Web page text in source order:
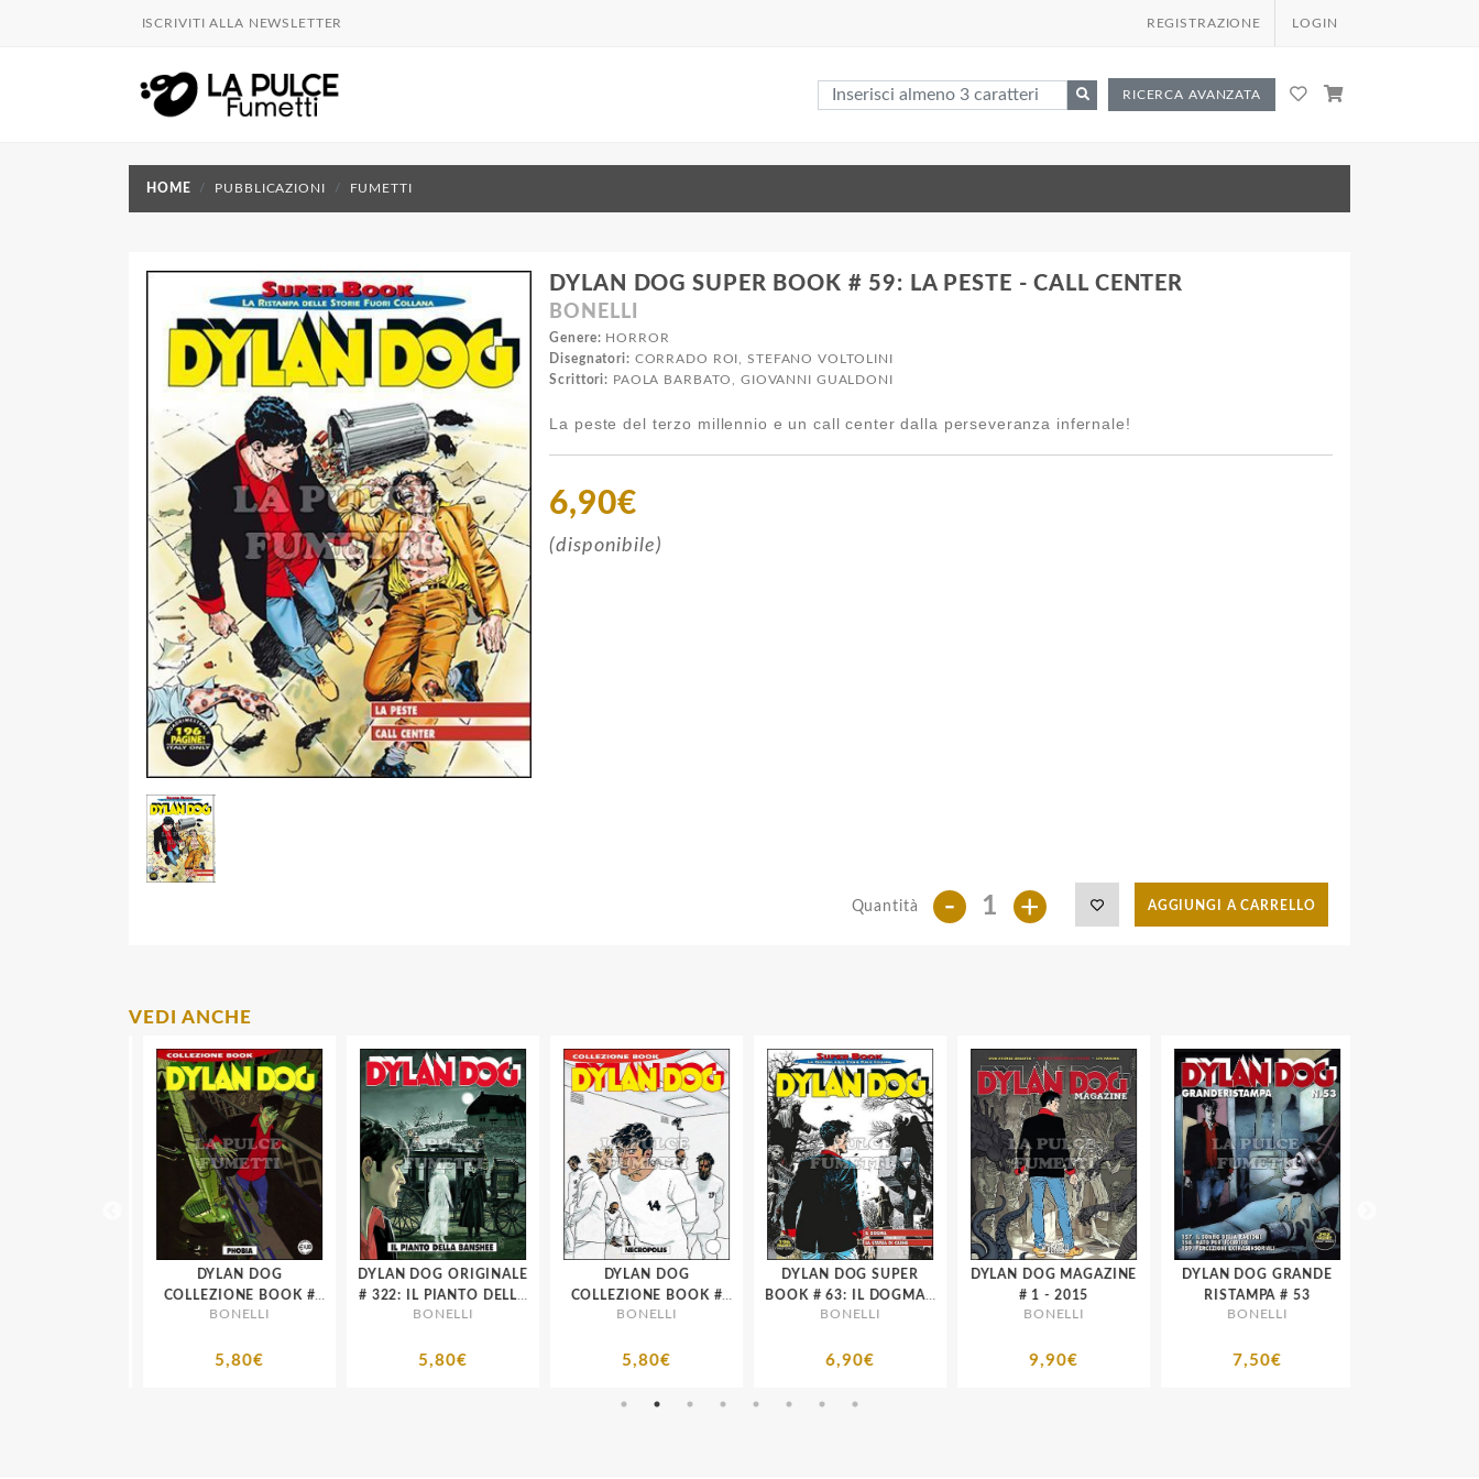
ISCRIVITI ALLA NEWSLETTER REGISTRAZIONE LOGIN
RICERCA AVANZATA
HOME PUBBLICAZIONI FUMETTI
DYLAN DOG SUPER BOOK # 59: LA PESTE - CALL CENTER
BONELLI
Genere: HORROR
Disegnatori: CORRADO ROI, STEFANO VOLTOLINI
Scrittori: PAOLA BARBATO, GIOVANNI GUALDONI
La peste del terzo millennio e un call center dalla perseveranza infernale!
6,90€
(disponibile)
Quantità - + AGGIUNGI A CARRELLO
VEDI ANCHE
DYLAN DOG
COLLEZIONE BOOK #
185: PHOBIA
BONELLI
5,80€
DYLAN DOG ORIGINALE
BANSHEE
BONELLI
5,80€
DYLAN DOG
COLLEZIONE BOOK #
212: NECROPOLIS
BONELLI
5,80€
DYLAN DOG SUPER
BOOK # 63: IL DOGMA -
LA STATUA DI CARNE
BONELLI
6,90€
DYLAN DOG MAGAZINE
# 1 - 2015
BONELLI
9,90€
DYLAN DOG GRANDE
RISTAMPA # 53
BONELLI
7,50€